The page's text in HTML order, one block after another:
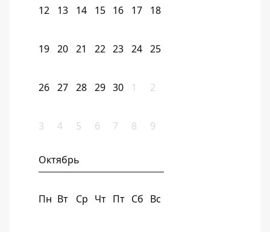
12 13 14 15 16 17 18
19 20 21 22 23 24 25
26 27 28 29 30 1 2
3 4 5 6 7 8 9
Октябрь
Пн Вт Ср Чт Пт Сб Вс